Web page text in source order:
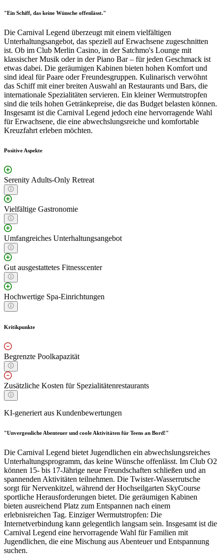
"Ein Schiff, das keine Wünsche offenlässt."
Die Carnival Legend überzeugt mit einem vielfältigen
Unterhaltungsangebot, das speziell auf Erwachsene zugeschnitten
ist. Ob im Club Merlin Casino, in der Satchmo's Lounge mit
klassischer Musik oder in der Piano Bar – für jeden Geschmack ist
etwas dabei. Die geräumigen Kabinen bieten hohen Komfort und
sind ideal für Paare oder Freundesgruppen. Kulinarisch verwöhnt
das Schiff mit einer breiten Auswahl an Restaurants und Bars, die
internationale Spezialitäten servieren. Ein kleiner Wermutstropfen
sind die teils hohen Getränkepreise, die das Budget belasten können.
Insgesamt ist die Carnival Legend jedoch eine hervorragende Wahl
für Erwachsene, die eine abwechslungsreiche und komfortable
Kreuzfahrt erleben möchten.
Positive Aspekte
Serenity Adults-Only Retreat
Vielfältige Gastronomie
Umfangreiches Unterhaltungsangebot
Gut ausgestattetes Fitnesscenter
Hochwertige Spa-Einrichtungen
Kritikpunkte
Begrenzte Poolkapazität
Zusätzliche Kosten für Spezialitätenrestaurants
KI-generiert aus Kundenbewertungen
"Unvergessliche Abenteuer und coole Aktivitäten für Teens an Bord!"
Die Carnival Legend bietet Jugendlichen ein abwechslungsreiches
Unterhaltungsprogramm, das keine Wünsche offenlässt. Im Club O2
können 15- bis 17-Jährige neue Freundschaften schließen und an
spannenden Aktivitäten teilnehmen. Die Twister-Wasserrutsche
sorgt für Nervenkitzel, während der Hochseilgarten SkyCourse
sportliche Herausforderungen bietet. Die geräumigen Kabinen
bieten ausreichend Platz zum Entspannen nach einem
erlebnisreichen Tag. Einziger Wermutstropfen: Die
Internetverbindung kann gelegentlich langsam sein. Insgesamt ist die
Carnival Legend eine hervorragende Wahl für Familien mit
Jugendlichen, die eine Mischung aus Abenteuer und Entspannung
suchen.